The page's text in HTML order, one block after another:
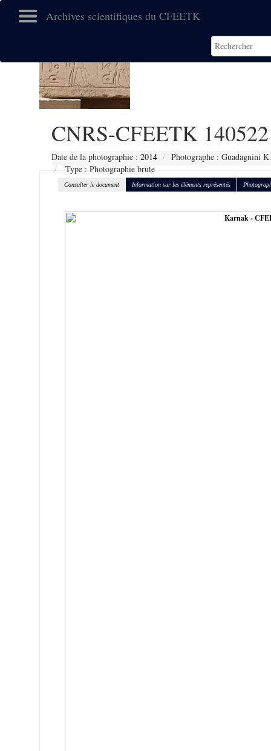
Archives scientifiques du CFEETK
CNRS-CFEETK 140522
Date de la photographie : 2014
Photographe : Guadagnini K.
Type : Photographie brute
Consulter le document Information sur les éléments représentés